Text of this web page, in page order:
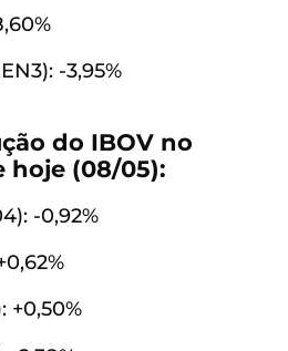
-3,95%
do IBOV no
hoje (08/05):
-0,92%
+0,50%